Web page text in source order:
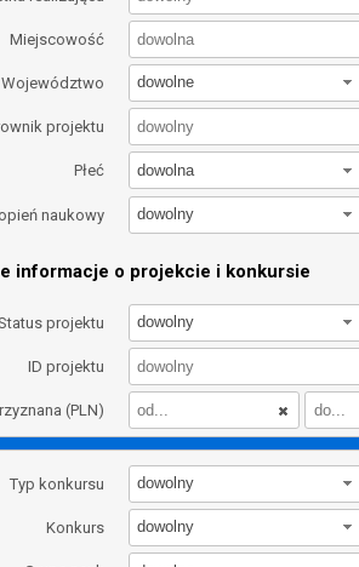
Miejscowość
Województwo dowolne
projektu
Płeć dowolna
naukowy dowolny
informacje o projekcie i konkursie
projektu dowolny
ID projektu
(PLN)
Typ konkursu dowolny
Konkurs dowolny